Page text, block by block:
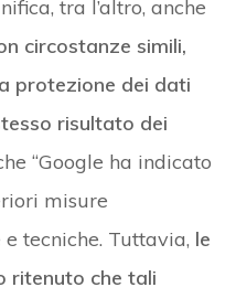
tra l’altro, anche
circostanze simili,
protezione dei dati
risultato dei
“Google ha indicato
misure
tecniche. Tuttavia, le
ritenuto che tali